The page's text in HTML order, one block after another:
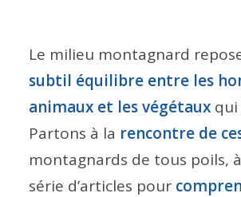
Le milieu montagnard
subtil équilibre entre les
animaux et les végétaux qui
Partons à la rencontre de
montagnards de tous poils,
série d’articles pour